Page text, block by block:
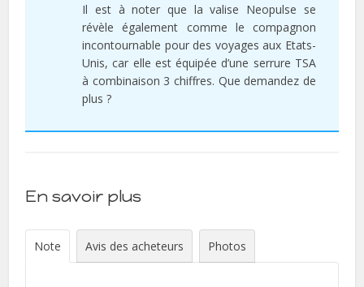
Il est à noter que la valise Neopulse se
révèle également comme le compagnon
incontournable pour des voyages aux Etats-
Unis, car elle est équipée d’une serrure TSA
à combinaison 3 chiffres. Que demandez de
plus ?
En savoir plus
Note Avis des acheteurs Photos